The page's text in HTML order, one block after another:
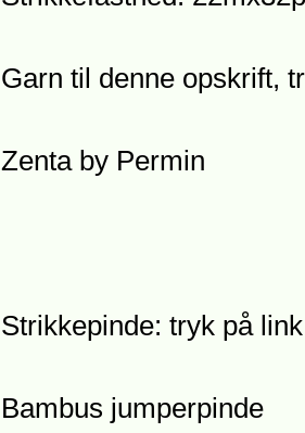
Garn til denne opskrift,
Zenta by Permin
Strikkepinde: tryk på
Bambus jumperpinde